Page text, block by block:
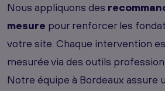
Nous appliquons des
mesure pour renforcer les
votre site. Chaque intervention
mesurée via des outils
Notre équipe à Bordeaux assure